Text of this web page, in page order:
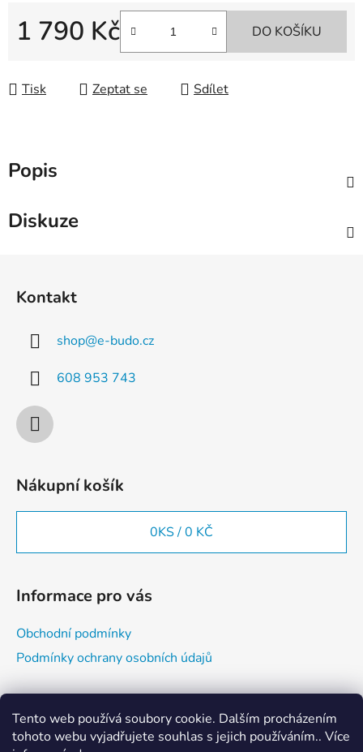
Tento web používá soubory cookie. Dalším procházením
tohoto webu vyjadřujete souhlas s jejich používáním.. Více
1 790 Kč DO KOŠÍKU
Tisk Zeptat se Sdílet
Popis
Diskuze
Kontakt
shop@e-budo.cz
608 953 743
Nákupní košík
0KS /0 KČ
Informace pro vás
Obchodní podmínky
Podmínky ochrany osobních údajů
Vyhledávání